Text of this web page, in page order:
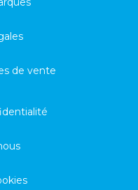
de vente